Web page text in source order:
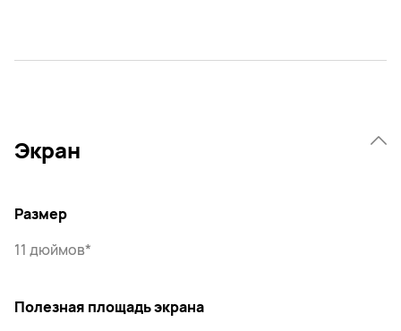
Экран
Размер
11 дюймов*
Полезная площадь экрана